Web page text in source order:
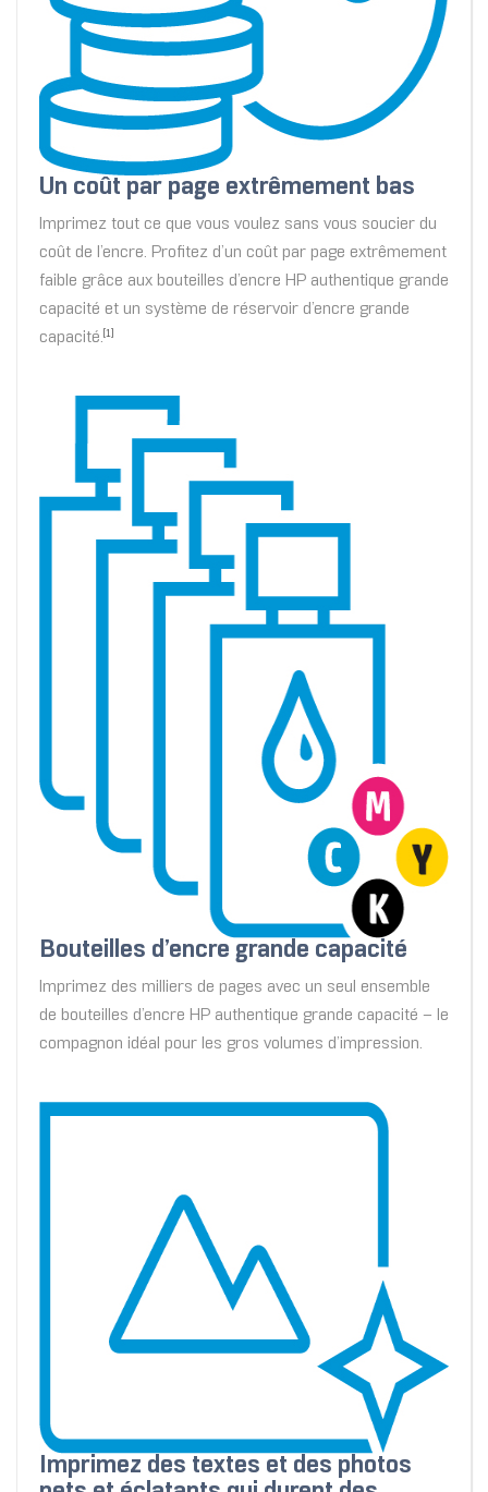
Un coût par page extrêmement bas
Imprimez tout ce que vous voulez sans vous soucier du
coût de l’encre. Profitez d’un coût par page extrêmement
faible grâce aux bouteilles d’encre HP authentique grande
capacité et un système de réservoir d’encre grande
capacité. [1]
Bouteilles d’encre grande capacité
Imprimez des milliers de pages avec un seul ensemble
de bouteilles d’encre HP authentique grande capacité – le
compagnon idéal pour les gros volumes d’impression.
Imprimez des textes et des photos